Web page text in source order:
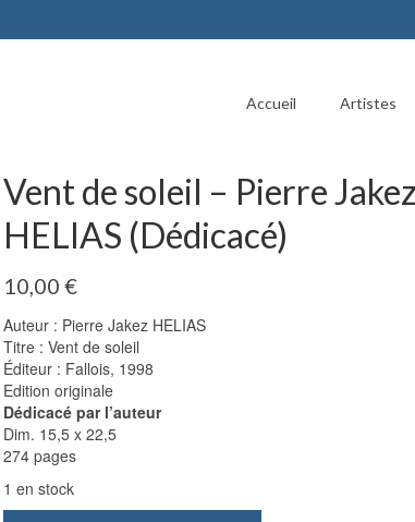
Accueil Artistes
Vent de soleil – Pierre Jakez
HELIAS (Dédicacé)
10,00 €
Auteur : Pierre Jakez HELIAS
Titre : Vent de soleil
Éditeur : Fallois, 1998
Edition originale
Dédicacé par l’auteur
Dim. 15,5 x 22,5
274 pages
1 en stock